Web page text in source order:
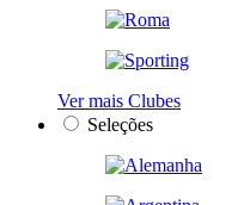
Ver mais Clubes
Seleções